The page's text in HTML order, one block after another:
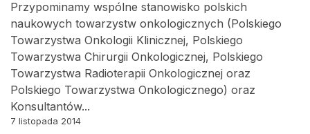
Przypominamy wspólne stanowisko polskich
naukowych towarzystw onkologicznych (Polskiego
Towarzystwa Onkologii Klinicznej, Polskiego
Towarzystwa Chirurgii Onkologicznej, Polskiego
Towarzystwa Radioterapii Onkologicznej oraz
Polskiego Towarzystwa Onkologicznego) oraz
Konsultantów...
7 listopada 2014